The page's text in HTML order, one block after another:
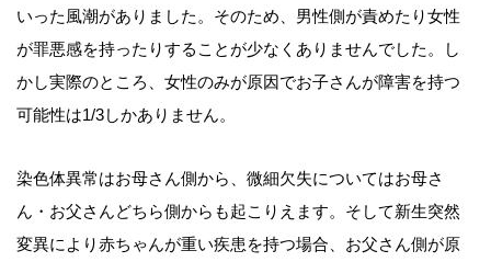
いった風潮がありました。そのため、男性側が責めたり女性
が罪悪感を持ったりすることが少なくありませんでした。し
かし実際のところ、女性のみが原因でお子さんが障害を持つ
可能性は1/3しかありません。
染色体異常はお母さん側から、微細欠失についてはお母さ
ん・お父さんどちら側からも起こりえます。そして新生突然
変異により赤ちゃんが重い疾患を持つ場合、お父さん側が原